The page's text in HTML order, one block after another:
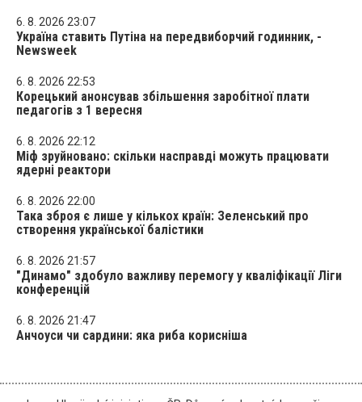
6. 8. 2026 23:07
Україна ставить Путіна на передвиборчий годинник, -
Newsweek
6. 8. 2026 22:53
Корецький анонсував збільшення заробітної плати
педагогів з 1 вересня
6. 8. 2026 22:12
Міф зруйновано: скільки насправді можуть працювати
ядерні реактори
6. 8. 2026 22:00
Така зброя є лише у кількох країн: Зеленський про
створення української балістики
6. 8. 2026 21:57
"Динамо" здобуло важливу перемогу у кваліфікації Ліги
конференцій
6. 8. 2026 21:47
Анчоуси чи сардини: яка риба корисніша